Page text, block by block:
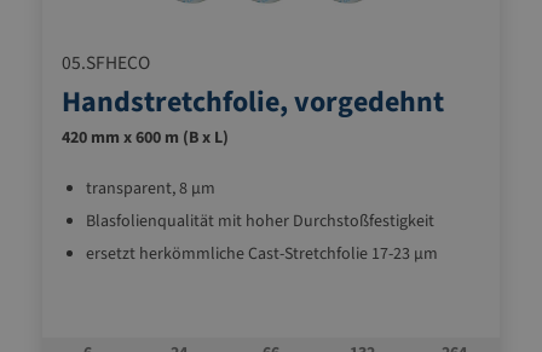
05.SFHECO
Handstretchfolie, vorgedehnt
420 mm x 600 m (B x L)
transparent, 8 µm
Blasfolienqualität mit hoher Durchstoßfestigkeit
ersetzt herkömmliche Cast-Stretchfolie 17-23 µm